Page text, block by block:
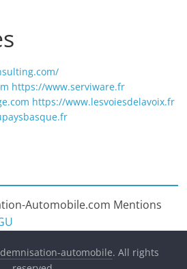
https://www.serviware.fr
https://www.lesvoiesdelavoix.fr
Automobile.com Mentions
automobile. All rights